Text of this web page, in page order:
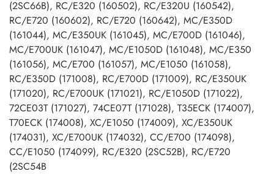
(2SC66B), RC/E320 (160502), RC/E320U (160542),
RC/E720 (160602), RC/E720 (160642), MC/E350D
(161044), MC/E350UK (161045), MC/E700D (161046),
MC/E700UK (161047), MC/E1050D (161048), MC/E350
(161056), MC/E700 (161057), MC/E1050 (161058),
RC/E350D (171008), RC/E700D (171009), RC/E350UK
(171020), RC/E700UK (171021), RC/E1050D (171022),
72CE03T (171027), 74CE07T (171028), T35ECK (174007),
T70ECK (174008), XC/E1050 (174009), XC/E350UK
(174031), XC/E700UK (174032), CC/E700 (174098),
CC/E1050 (174099), RC/E320 (2SC52B), RC/E720
(2SC54B